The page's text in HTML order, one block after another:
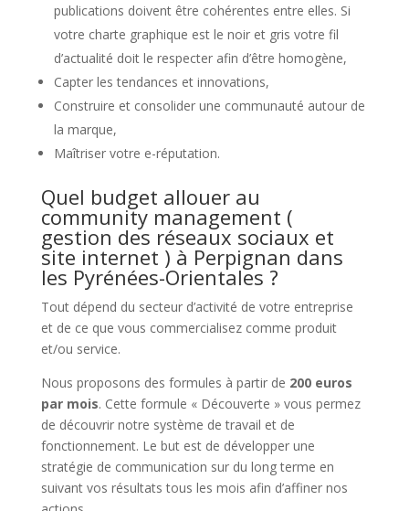
publications doivent être cohérentes entre elles. Si
votre charte graphique est le noir et gris votre fil
d’actualité doit le respecter afin d’être homogène,
Capter les tendances et innovations,
Construire et consolider une communauté autour de
la marque,
Maîtriser votre e-réputation.
Quel budget allouer au
community management (
gestion des réseaux sociaux et
site internet ) à Perpignan dans
les Pyrénées-Orientales ?
Tout dépend du secteur d’activité de votre entreprise
et de ce que vous commercialisez comme produit
et/ou service.
Nous proposons des formules à partir de 200 euros
par mois. Cette formule « Découverte » vous permez
de découvrir notre système de travail et de
fonctionnement. Le but est de développer une
stratégie de communication sur du long terme en
suivant vos résultats tous les mois afin d’affiner nos